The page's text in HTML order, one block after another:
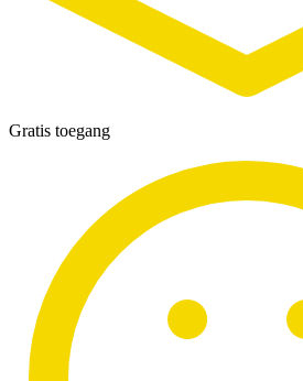
Gratis toegang